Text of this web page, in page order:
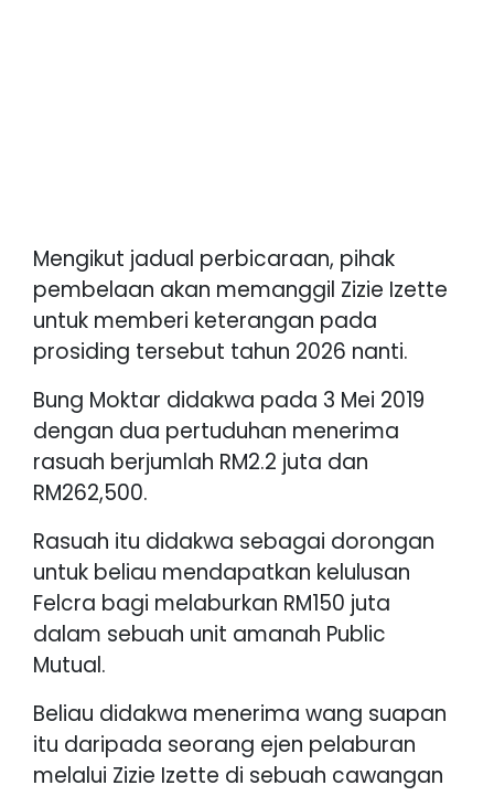
Mengikut jadual perbicaraan, pihak
pembelaan akan memanggil Zizie Izette
untuk memberi keterangan pada
prosiding tersebut tahun 2026 nanti.
Bung Moktar didakwa pada 3 Mei 2019
dengan dua pertuduhan menerima
rasuah berjumlah RM2.2 juta dan
RM262,500.
Rasuah itu didakwa sebagai dorongan
untuk beliau mendapatkan kelulusan
Felcra bagi melaburkan RM150 juta
dalam sebuah unit amanah Public
Mutual.
Beliau didakwa menerima wang suapan
itu daripada seorang ejen pelaburan
melalui Zizie Izette di sebuah cawangan